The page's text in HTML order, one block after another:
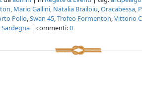
, Mario Gallini, Natalia Brailoiu,Oracabessa,
Pollo,Swan 45,Trofeo Formenton,Vittorio
| commenti:0